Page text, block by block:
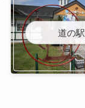
道の駅